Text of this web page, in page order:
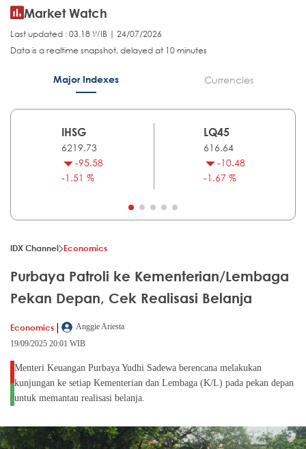
Market Watch
Last updated : 03.18 WIB | 24/07/2026
Data is a realtime snapshot, delayed at 10 minutes
Major Indexes Currencies
IHSG
6219.73
-95.58
-1.51 %
LQ45
616.64
-10.48
-1.67 %
IDX Channel Economics
Purbaya Patroli ke Kementerian/Lembaga
Pekan Depan, Cek Realisasi Belanja
Economics |
Anggie Ariesta
19/09/2025 20:01 WIB
Menteri Keuangan Purbaya Yudhi Sadewa berencana melakukan
kunjungan ke setiap Kementerian dan Lembaga (K/L) pada pekan depan
untuk memantau realisasi belanja.